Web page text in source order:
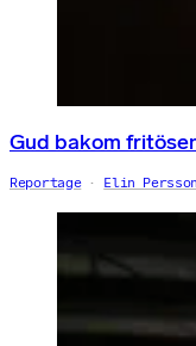
Gud bakom
Reportage Elin Persson